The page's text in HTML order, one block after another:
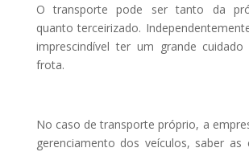
O transporte pode ser tanto da
quanto terceirizado.
imprescindível ter um grande
frota.
No caso de transporte próprio, a
gerenciamento dos veículos, saber as